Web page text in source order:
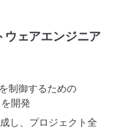
ェアエンジニア
制御するための
開発
し、プロジェクト全